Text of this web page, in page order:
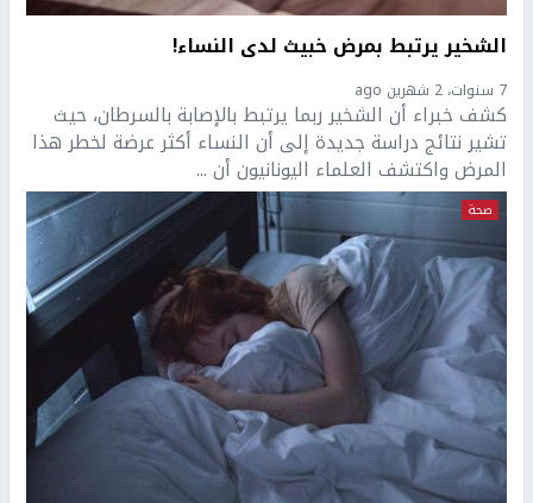
الشخير يرتبط بمرض خبيث لدى النساء!
7 سنوات، 2 شهرين ago
كشف خبراء أن الشخير ربما يرتبط بالإصابة بالسرطان، حيث
تشير نتائج دراسة جديدة إلى أن النساء أكثر عرضة لخطر هذا
المرض واكتشف العلماء اليونانيون أن ...
صحة